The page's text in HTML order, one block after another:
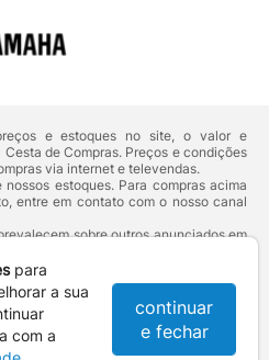
e estoques no site, o valor e
de Compras. Preços e condições
via internet e televendas.
estoques. Para compras acima
entre em contato com o nosso canal
sobre outros anunciados em
dados e análises de crédito e risco.
de Produtos Eletrônicos Ltda -
R. Senador Souza Naves, 9 -
/ PR
para
a sua
com a
continuar
e fechar